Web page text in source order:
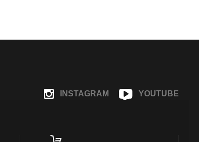
YOUTUBE
INSTAGRAM